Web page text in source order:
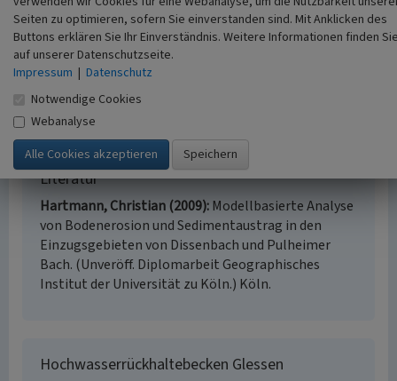
Pflanzen Abtragung weitgehend verhindern.
(Reinhard Zeese, L.E.B. & Partner, 2020)
erlebnispfad-pulheimer-bach.de
(abgerufen am 13.12.2019)
Literatur
Hartmann, Christian (2009) Modellbasierte Analyse
von Bodenerosion und Sedimentaustrag in den
Einzugsgebieten von Dissenbach und Pulheimer
Bach. (Unveröff. Diplomarbeit Geographisches
Institut der Universität zu Köln.) Köln.
Hochwasserrückhaltebecken Glessen
Seiten zu optimieren, sofern Sie einverstanden sind. Mit Anklicken des
Buttons erklären Sie Ihr Einverständnis. Weitere Informationen finden
auf unserer Datenschutzseite.
Impressum | Datenschutz
Notwendige Cookies
Webanalyse